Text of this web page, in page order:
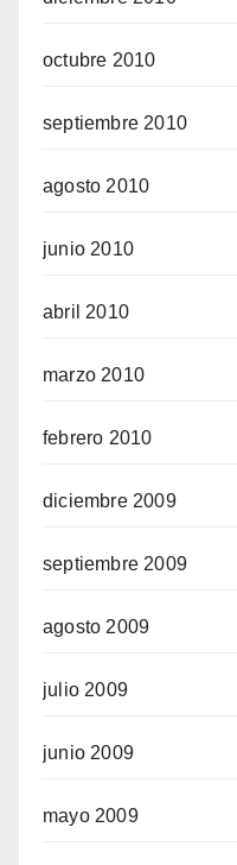
octubre 2010
septiembre 2010
agosto 2010
junio 2010
abril 2010
marzo 2010
febrero 2010
diciembre 2009
septiembre 2009
agosto 2009
julio 2009
junio 2009
mayo 2009